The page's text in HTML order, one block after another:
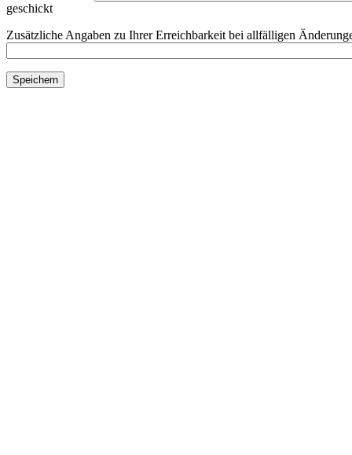
geschickt
Zusätzliche Angaben zu Ihrer Erreichbarkeit bei allfälligen